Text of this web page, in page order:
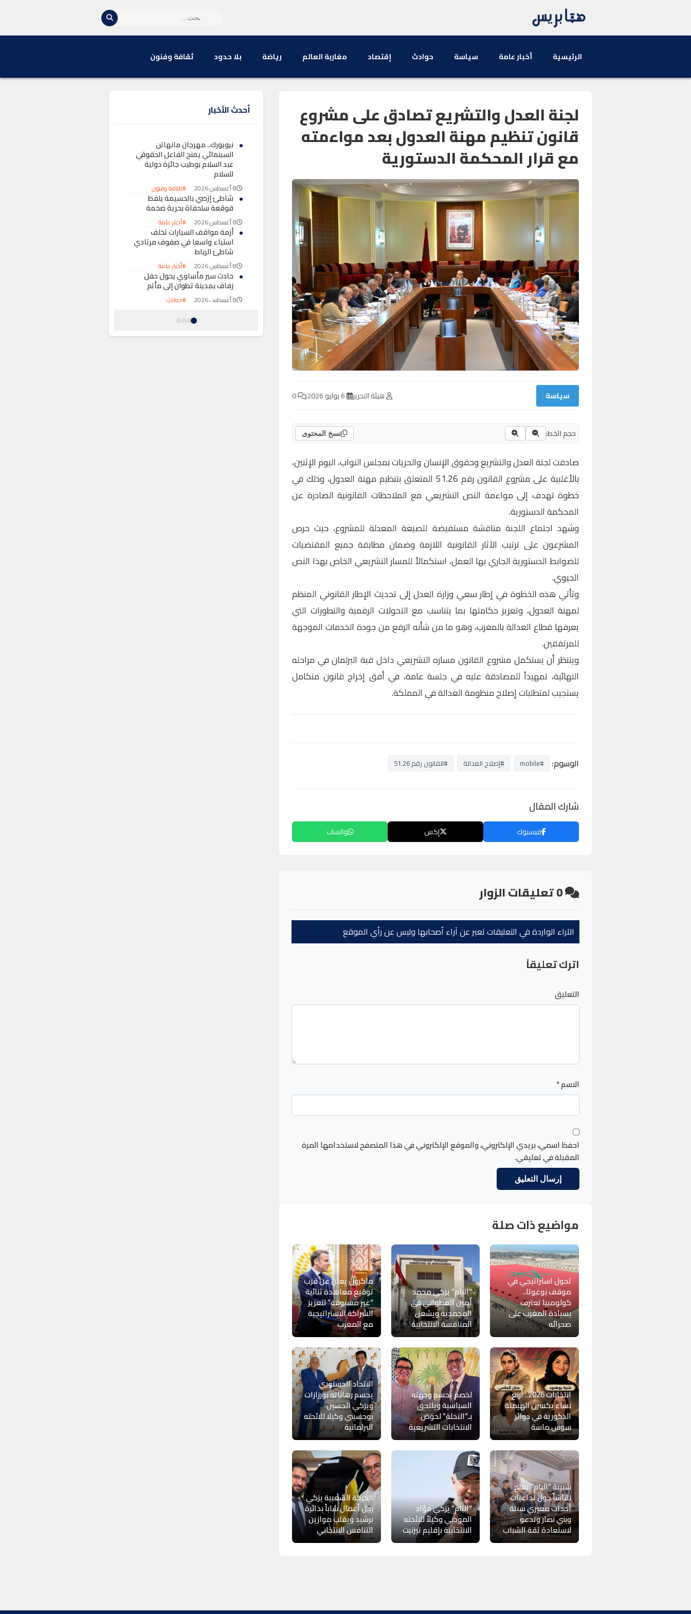
الرئيسية أخبار عامة سياسة حوادث إقتصاد مغاربة العالم رياضة بلا حدود ثقافة وفنون
لجنة العدل والتشريع تصادق على مشروع
قانون تنظيم مهنة العدول بعد مواءمته
مع قرار المحكمة الدستورية
سياسة هيئة التحرير
حجم الخط: نسخ المحتوى
صادقت لجنة العدل والتشريع وحقوق الإنسان والحريات بمجلس النواب، اليوم الإثنين،
بالأغلبية على مشروع القانون رقم 51.26 المتعلق بتنظيم مهنة العدول، وذلك في
خطوة تهدف إلى مواءمة النص التشريعي مع الملاحظات القانونية الصادرة عن
المحكمة الدستورية.
وشهد اجتماع اللجنة مناقشة مستفيضة للصيغة المعدلة للمشروع، حيث حرص
المشرعون على ترتيب الآثار القانونية اللازمة وضمان مطابقة جميع المقتضيات
للضوابط الدستورية الجاري بها العمل، استكمالاً للمسار التشريعي الخاص بهذا النص
الحيوي.
وتأتي هذه الخطوة في إطار سعي وزارة العدل إلى تحديث الإطار القانوني المنظم
لمهنة العدول، وتعزيز حكامتها بما يتناسب مع التحولات الرقمية والتطورات التي
يعرفها قطاع العدالة بالمغرب، وهو ما من شأنه الرفع من جودة الخدمات الموجهة
للمرتفقين.
وينتظر أن يستكمل مشروع القانون مساره التشريعي داخل قبة البرلمان في مراحله
النهائية، تمهيداً للمصادقة عليه في جلسة عامة، في أفق إخراج قانون متكامل
يستجيب لمتطلبات إصلاح منظومة العدالة في المملكة.
الوسوم: #mobile #إصلاح العدالة #القانون رقم 51.26
شارك المقال
فيسبوك إكس واتساب
0تعليقات الزوار
الآراء الواردة في التعليقات تعبر عن آراء أصحابها وليس عن رأي الموقع
اترك تعليقاً
التعليق
الاسم*
احفظ اسمي، بريدي الإلكتروني، والموقع الإلكتروني في هذا المتصفح لاستخدامها المرة
المقبلة في تعليقي.
مواضيع ذات صلة
تحول استراتيجي في
موقف بوغوتا..
كولومبيا تعترف
بسيادة المغرب على
صحرائه
“البام” يزكي محمد
أمين العطواني في
المحمدية ويشعل
المنافسة الانتخابية
ماكرون يعلن عن قرب
توقيع معاهدة ثنائية
“غير مسبوقة” لتعزيز
الشراكة الاستراتيجية
مع المغرب
انتخابات 2026.. أربع
نساء يكسرن الهيمنة
الذكورية في دوائر
سوس ماسة
لخصم يحسم وجهته
السياسية ويلتحق
بـ”النخلة” لخوض
الانتخابات التشريعية
الاتحاد الدستوري
يحسم رهاناته بورزازات
ويزكي الحسين
بوحسيني وكيلا للائحته
البرلمانية
شبيبة “البام” تفتح
نقاشاً حول تداعيات
أحداث معبري سبتة
وبني نصار وتدعو
لاستعادة ثقة الشباب
“البام” يزكي فؤاد
المودني وكيلاً للائحته
الانتخابية بإقليم تيزنيت
الحركة الشعبية يزكي
رجل أعمال شاباً بدائرة
برشيد ويقلب موازين
التنافس الانتخابي
أحدث الأخبار
نيويورك.. مهرجان مانهاتن
السينمائي يمنح الفاعل الحقوقي
عبد السلام بوطيب جائزة دولية
للسلام
8 أغسطس 2026 #ثقافة وفنون
شاطئ إزضي بالحسيمة يلفظ
قوقعة سلحفاة بحرية ضخمة
8 أغسطس 2026 #أخبار عامة
أزمة مواقف السيارات تخلف
استياء واسعا في صفوف مرتادي
شاطئ الرباط
8 أغسطس 2026 #أخبار عامة
حادث سير مأساوي يحول حفل
زفاف بمدينة تطوان إلى مأتم
8 أغسطس 2026 #حوادث
الغذائية الفاسدة في موسم